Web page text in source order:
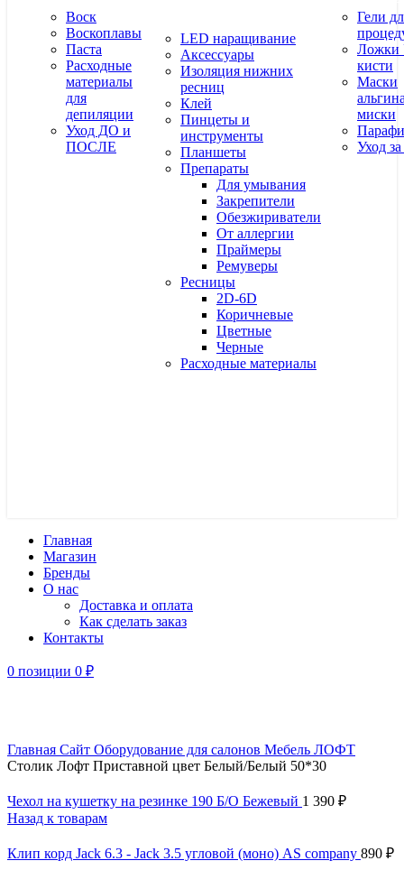
Воск
Воскоплавы
Паста
Расходные
материалы
для
депиляции
Уход ДО и
ПОСЛЕ
LED наращивание
Аксессуары
Изоляция нижних
ресниц
Клей
Пинцеты и
инструменты
Планшеты
Препараты
Для умывания
Закрепители
Обезжириватели
От аллергии
Праймеры
Ремуверы
Ресницы
2D-6D
Коричневые
Цветные
Черные
Расходные материалы
Гели
Ложки
кисти
Маски
миски
Уход
Главная
Магазин
Бренды
О нас
Доставка и оплата
Как сделать заказ
Контакты
0 позиции 0 ₽
Главная Сайт Оборудование для салонов Мебель ЛОФТ
Столик Лофт Приставной цвет Белый/Белый 50*30
Чехол на кушетку на резинке 190 Б/О Бежевый 1 390 ₽
Назад к товарам
Клип корд Jack 6.3 - Jack 3.5 угловой (моно) AS company 890 ₽